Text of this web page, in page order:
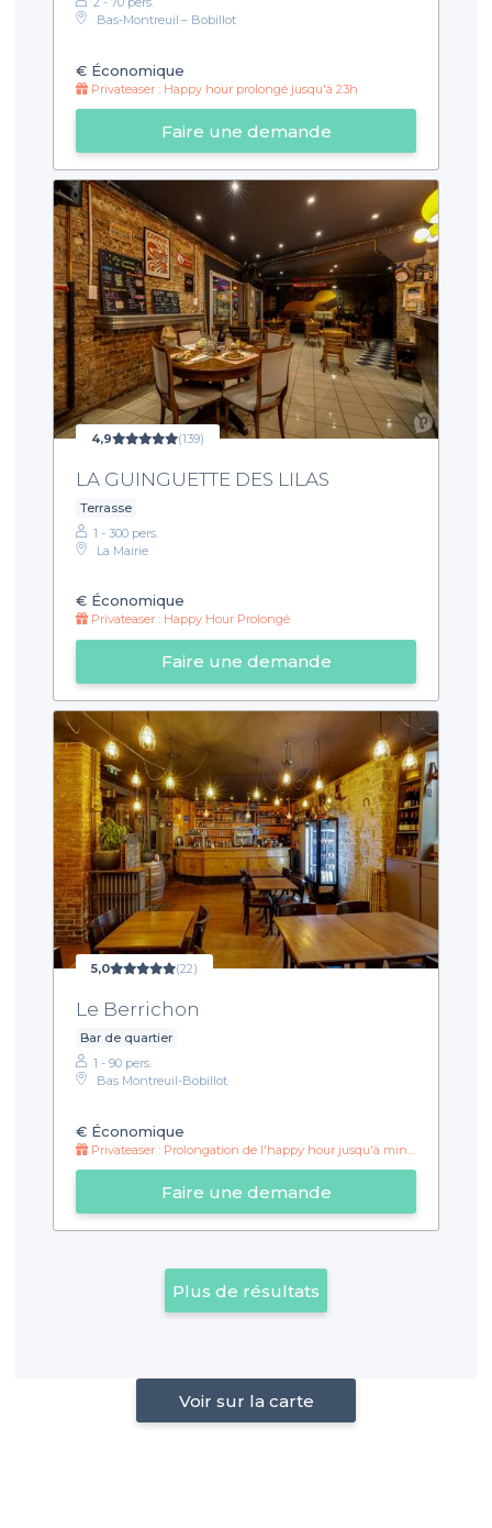
Bas‑Montreuil – Bobillot
€ Économique
Privateaser : Happy hour prolongé jusqu'à 23h
Faire une demande
4,9 (139)
LA GUINGUETTE DES LILAS
Terrasse
1 - 300 pers.
La Mairie
€ Économique
Privateaser : Happy Hour Prolongé
Faire une demande
5,0 (22)
Le Berrichon
Bar de quartier
1 - 90 pers.
Bas Montreuil-Bobillot
€ Économique
Privateaser : Prolongation de l'happy hour jusqu'à minuit !
Faire une demande
Plus de résultats
Voir sur la carte